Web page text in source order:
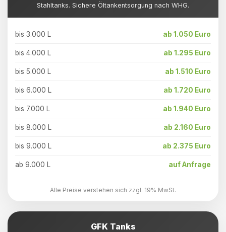
Stahltanks. Sichere Öltankentsorgung nach WHG.
bis 3.000 L ab 1.050 Euro
bis 4.000 L ab 1.295 Euro
bis 5.000 L ab 1.510 Euro
bis 6.000 L ab 1.720 Euro
bis 7.000 L ab 1.940 Euro
bis 8.000 L ab 2.160 Euro
bis 9.000 L ab 2.375 Euro
ab 9.000 L auf Anfrage
Alle Preise verstehen sich zzgl. 19% MwSt.
GFK Tanks